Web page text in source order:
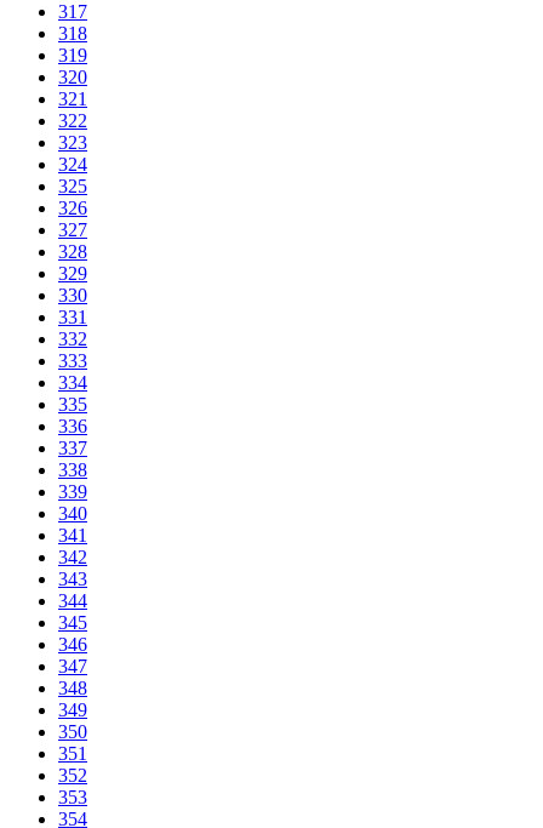
317
318
319
320
321
322
323
324
325
326
327
328
329
330
331
332
333
334
335
336
337
338
339
340
341
342
343
344
345
346
347
348
349
350
351
352
353
354